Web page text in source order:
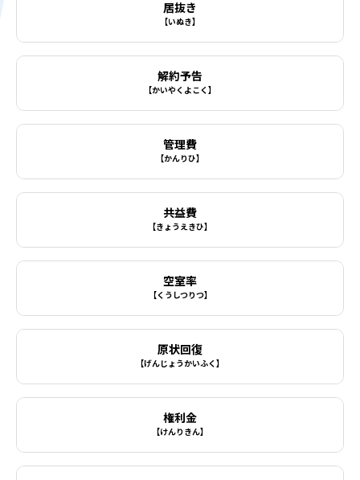
居抜き
【いぬき】
解約予告
【かいやくよこく】
管理費
【かんりひ】
共益費
【きょうえきひ】
空室率
【くうしつりつ】
原状回復
【げんじょうかいふく】
権利金
【けんりきん】